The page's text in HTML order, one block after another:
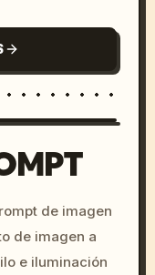
sunset, neon
8k --v 6.0
de imagen
de imagen a
e iluminación